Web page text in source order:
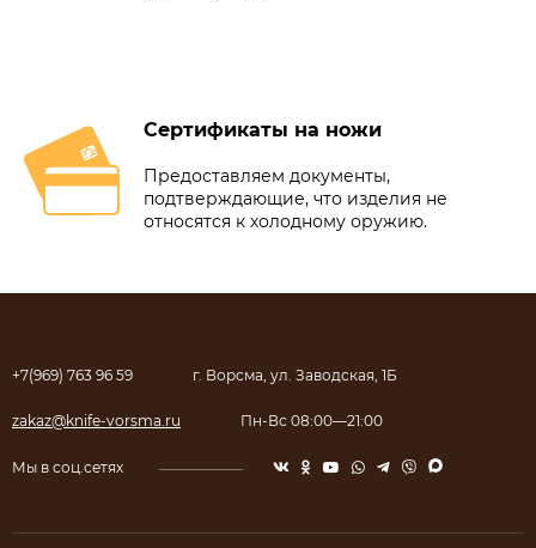
Сертификаты на ножи
Предоставляем документы,
подтверждающие, что изделия не
относятся к холодному оружию.
+7(969) 763 96 59 г. Ворсма, ул. Заводская, 1Б
zakaz@knife-vorsma.ru Пн-Вс 08:00—21:00
Мы в соц.сетях